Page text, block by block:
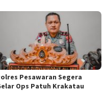
Pesawaran Segera
Ops Patuh Krakatau